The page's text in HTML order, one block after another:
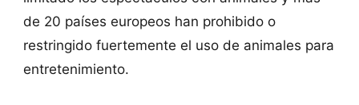
de 20 países europeos han prohibido o
restringido fuertemente el uso de animales para
entretenimiento.